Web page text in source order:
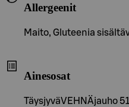
Allergeenit
Maito, Gluteenia
Ainesosat
TäysjyväVEHNÄjauho